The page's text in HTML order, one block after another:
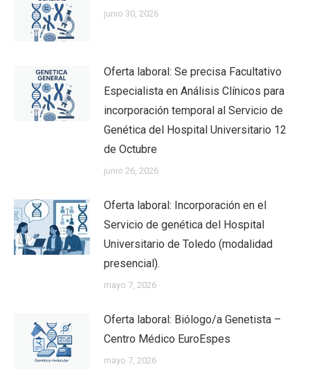
junio 30, 2026
Oferta laboral: Se precisa Facultativo
Especialista en Análisis Clínicos para
incorporación temporal al Servicio de
Genética del Hospital Universitario 12
de Octubre
junio 26, 2026
Oferta laboral: Incorporación en el
Servicio de genética del Hospital
Universitario de Toledo (modalidad
presencial).
mayo 7, 2026
Oferta laboral: Biólogo/a Genetista –
Centro Médico EuroEspes
mayo 7, 2026